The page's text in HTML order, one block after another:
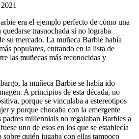
era el ejemplo perfecto de cómo una
trasnochada si no lograba
su mercado. La muñeca Barbie había
populares, entrando en la lista de
las muñecas más reconocidas y
la muñeca Barbie se había ido
A principios de esta década, no
porque se vinculaba a estereotipos
y porque chocaba con la emergente
millennials no regalaban Barbies a
uno de esos en los que se establecía
sobre quién jugaba con ellas tampoco